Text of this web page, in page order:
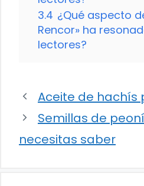
3.4 ¿Qué aspecto
Rencor» ha
lectores?
Aceite de hachís
Semillas de
necesitas saber